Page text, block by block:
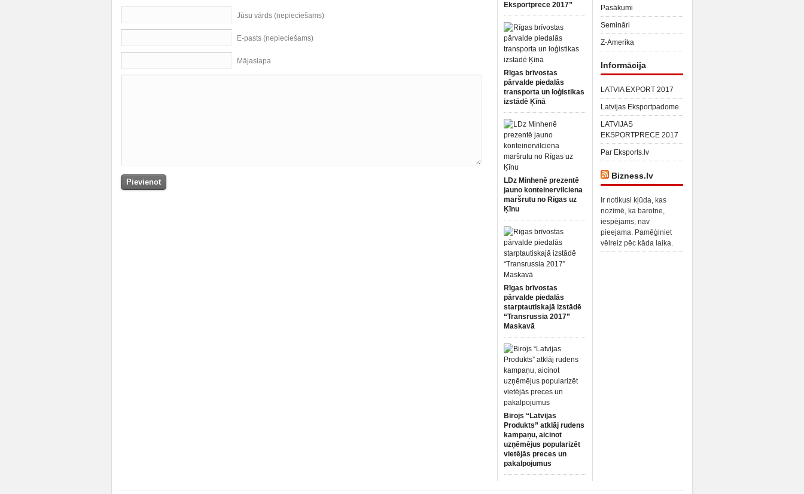
Jūsu vārds (nepieciešams)
E-pasts (nepieciešams)
Mājaslapa
Eksportprece 2017”
Rīgas brīvostas
pārvalde piedalās
transporta un loģistikas
izstādē Ķīnā
LDz Minhenē prezentē
jauno konteinervilciena
maršrutu no Rīgas uz
Ķīnu
Rīgas brīvostas
pārvalde piedalās
starptautiskajā izstādē
“Transrussia 2017”
Maskavā
Birojs “Latvijas
Produkts” atklāj rudens
kampaņu, aicinot
uzņēmējus popularizēt
vietējās preces un
pakalpojumus
Pasākumi
Semināri
Z-Amerika
Informācija
LATVIA EXPORT 2017
Latvijas Eksportpadome
LATVIJAS
EKSPORTPRECE 2017
Par Eksports.lv
Bizness.lv
Ir notikusi kļūda, kas
nozīmē, ka barotne,
iespējams, nav
pieejama. Pamēģiniet
vēlreiz pēc kāda laika.